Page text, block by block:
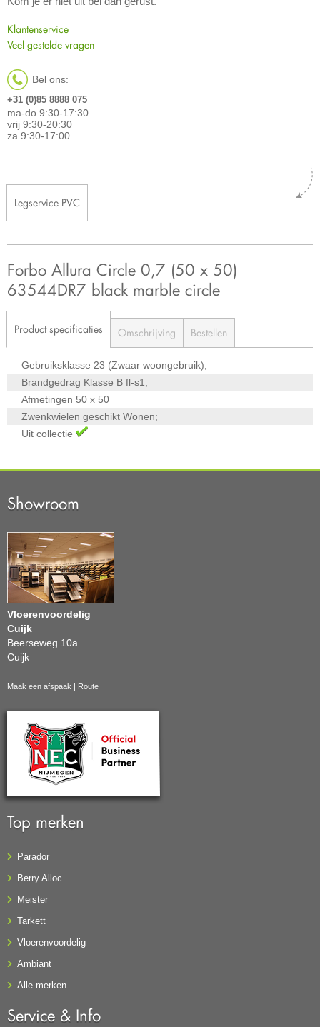
Klantenservice
Veel gestelde vragen
Bel ons:
+31 (0)85 8888 075
ma-do 9:30-17:30
vrij 9:30-20:30
za 9:30-17:00
Legservice PVC
Forbo Allura Circle 0,7 (50 x 50)
63544DR7 black marble circle
Product specificaties Omschrijving Bestellen
Gebruiksklasse 23 (Zwaar woongebruik);
Brandgedrag Klasse B fl-s1;
Afmetingen 50 x 50
Zwenkwielen geschikt Wonen;
Uit collectie
Showroom
Vloerenvoordelig
Cuijk
Beerseweg 10a
Cuijk
Maak een afspaak Route
Top merken
Parador
Berry Alloc
Meister
Tarkett
Vloerenvoordelig
Ambiant
Alle merken
Service & Info